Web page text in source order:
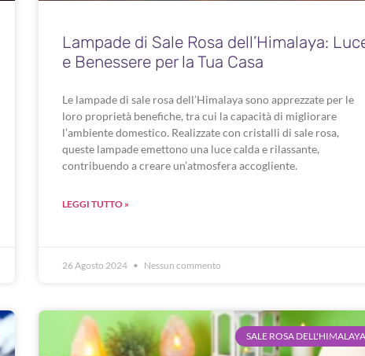
Lampade di Sale Rosa dell’Himalaya:
e Benessere per la Tua Casa
Le lampade di sale rosa dell’Himalaya sono apprezzate per le
loro proprietà benefiche, tra cui la capacità di migliorare
l’ambiente domestico. Realizzate con cristalli di sale rosa,
queste lampade emettono una luce calda e rilassante,
contribuendo a creare un’atmosfera accogliente.
LEGGI TUTTO »
26 Agosto 2024 Nessun commento
SALE ROSA